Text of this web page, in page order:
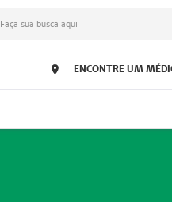
Faça sua busca aqui
ENCONTRE UM